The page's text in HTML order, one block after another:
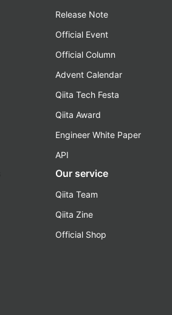
Release Note
Official Event
Official Column
Advent Calendar
Qiita Tech Festa
Qiita Award
Engineer White Paper
API
Our service
Qiita Team
Qiita Zine
Official Shop